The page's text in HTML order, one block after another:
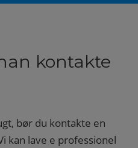
kontakte
bør du kontakte en
kan lave e professionel